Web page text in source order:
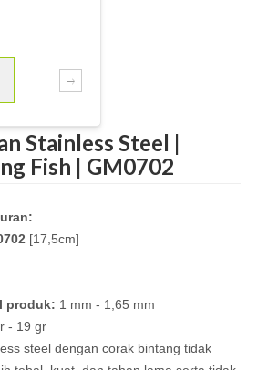
Stainless Steel |
Fish | GM0702
[17,5cm]
produk: 1 mm - 1,65 mm
- 19 gr
steel dengan corak bintang tidak